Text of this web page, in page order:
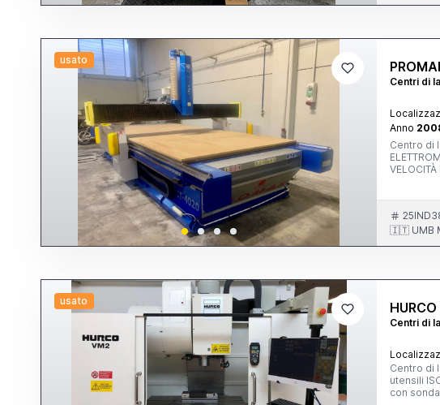
usato
Centri di
Anno
Centro di
🇮🇹 UMB
usato
Centri di
Centro di
utensili
con